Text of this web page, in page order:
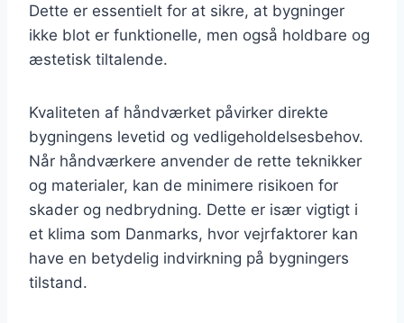
Dette er essentielt for at sikre, at bygninger
ikke blot er funktionelle, men også holdbare og
æstetisk tiltalende.
Kvaliteten af håndværket påvirker direkte
bygningens levetid og vedligeholdelsesbehov.
Når håndværkere anvender de rette teknikker
og materialer, kan de minimere risikoen for
skader og nedbrydning. Dette er især vigtigt i
et klima som Danmarks, hvor vejrfaktorer kan
have en betydelig indvirkning på bygningers
tilstand.